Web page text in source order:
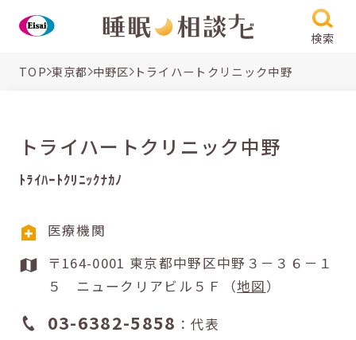
検索
TOP 東京都 中野区 トライハートクリニック中野
トライハートクリニック中野
ﾄﾗｲﾊｰﾄｸﾘﾆｯｸﾅｶﾉ
医療機関
〒164-0001 東京都中野区中野３－３６－１
５ ニュークリアビル５Ｆ（地図）
03-6382-5858 ：代表